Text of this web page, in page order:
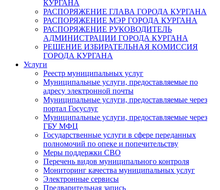
КУРГАНА
РАСПОРЯЖЕНИЕ ГЛАВА ГОРОДА КУРГАНА
РАСПОРЯЖЕНИЕ МЭР ГОРОДА КУРГАНА
РАСПОРЯЖЕНИЕ РУКОВОДИТЕЛЬ
АДМИНИСТРАЦИИ ГОРОДА КУРГАНА
РЕШЕНИЕ ИЗБИРАТЕЛЬНАЯ КОМИССИЯ
ГОРОДА КУРГАНА
Услуги
Реестр муниципальных услуг
Муниципальные услуги, предоставляемые по
адресу электронной почты
Муниципальные услуги, предоставляемые через
портал Госуслуг
Муниципальные услуги, предоставляемые через
ГБУ МФЦ
Государственные услуги в сфере переданных
полномочий по опеке и попечительству
Меры поддержки СВО
Перечень видов муниципального контроля
Мониторинг качества муниципальных услуг
Электронные сервисы
Предварительная запись